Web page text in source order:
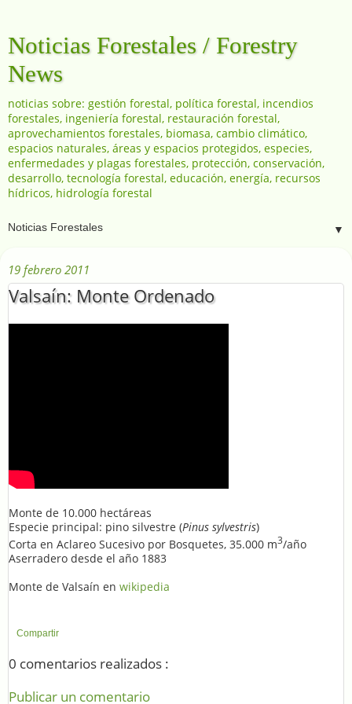
Noticias Forestales / Forestry
News
noticias sobre: gestión forestal, política forestal, incendios
forestales, ingeniería forestal, restauración forestal,
aprovechamientos forestales, biomasa, cambio climático,
espacios naturales, áreas y espacios protegidos, especies,
enfermedades y plagas forestales, protección, conservación,
desarrollo, tecnología forestal, educación, energía, recursos
hídricos, hidrología forestal
▼
19 febrero 2011
Valsaín: Monte Ordenado
Monte de 10.000 hectáreas
Especie principal: pino silvestre (Pinus sylvestris)
Corta en Aclareo Sucesivo por Bosquetes, 35.000 m3/año
Aserradero desde el año 1883
Monte de Valsaín en wikipedia
Compartir
0 comentarios realizados :
Publicar un comentario